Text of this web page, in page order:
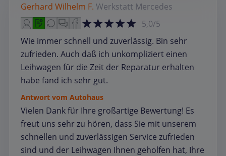
Gerhard Wilhelm F. Werkstatt Mercedes
5,0/5
Wie immer schnell und zuverlässig. Bin sehr
zufrieden. Auch daß ich unkompliziert einen
Leihwagen für die Zeit der Reparatur erhalten
habe fand ich sehr gut.
Antwort vom Autohaus
Vielen Dank für Ihre großartige Bewertung! Es
freut uns sehr zu hören, dass Sie mit unserem
schnellen und zuverlässigen Service zufrieden
sind und der Leihwagen Ihnen geholfen hat, Ihre